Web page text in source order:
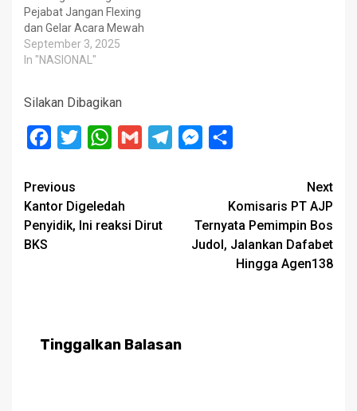
Pejabat Jangan Flexing
dan Gelar Acara Mewah
September 3, 2025
In "NASIONAL"
Silakan Dibagikan
Facebook
Twitter WhatsApp
Gmail TelegramMessenger
Post
navigation
Previous
Kantor Digeledah
Penyidik, Ini reaksi Dirut
BKS
Next
Komisaris PT AJP
Ternyata Pemimpin Bos
Judol, Jalankan Dafabet
Hingga Agen138
Tinggalkan Balasan